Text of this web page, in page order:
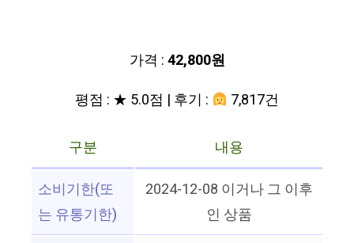
가격 :42,800원
평점 : ★ 5.0점 | 후기 :
7,817건
구분
내용
소비기한(또
는 유통기한)
2024-12-08 이거나 그 이후
인 상품